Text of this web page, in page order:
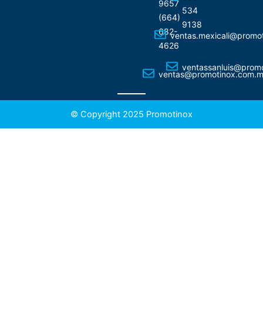
9657
(664)
682-
4626
534
9138
© Copyright 2025 Promotinox